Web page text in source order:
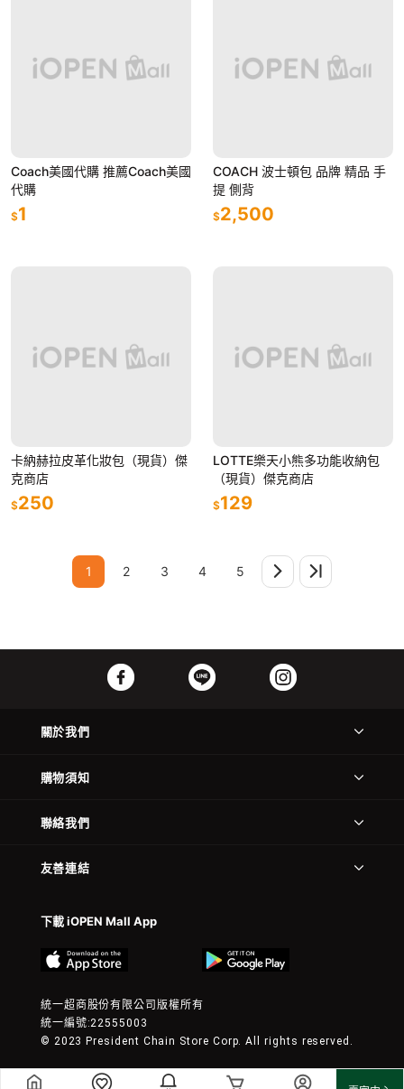
Coach美國代購 推薦Coach美國
代購
$1
COACH 波士頓包 品牌 精品 手
提 側背
$2,500
卡納赫拉皮革化妝包（現貨）傑
克商店
$250
LOTTE樂天小熊多功能收納包
（現貨）傑克商店
$129
1 2 3 4 5
關於我們
購物須知
聯絡我們
友善連結
下載 iOPEN Mall App
統一超商股份有限公司版權所有
統一編號:22555003
© 2023 President Chain Store Corp. All rights reserved.